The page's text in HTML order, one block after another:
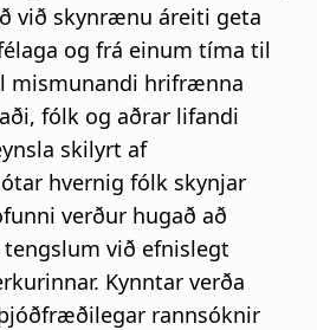
við skynrænu áreiti geta
og frá einum tíma til
mismunandi hrifrænna
fólk og aðrar lifandi
skilyrt af
hvernig fólk skynjar
verður hugað að
við efnislegt
Kynntar verða
rannsóknir